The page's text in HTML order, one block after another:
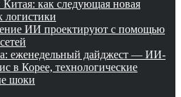
Китая: как следующая новая
логистики
ИИ проектируют с помощью
еженедельный дайджест — ИИ-
в Корее, технологические
шоки